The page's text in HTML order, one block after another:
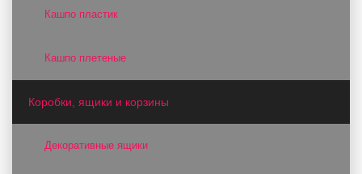
Кашпо пластик
Кашпо плетеные
Коробки, ящики и корзины
Декоративные ящики